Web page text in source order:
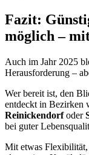
Fazit:
möglich –
Auch im Jahr 2025
Herausforderung –
Wer bereit ist, den
entdeckt in Bezirken
Reinickendorfoder
bei guter
Mit etwas